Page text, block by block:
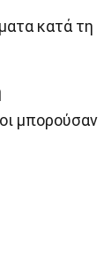
κατά τη
μπορούσαν